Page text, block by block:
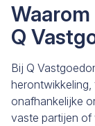
Q
Bij Q
onafhankelijke
vaste partijen of